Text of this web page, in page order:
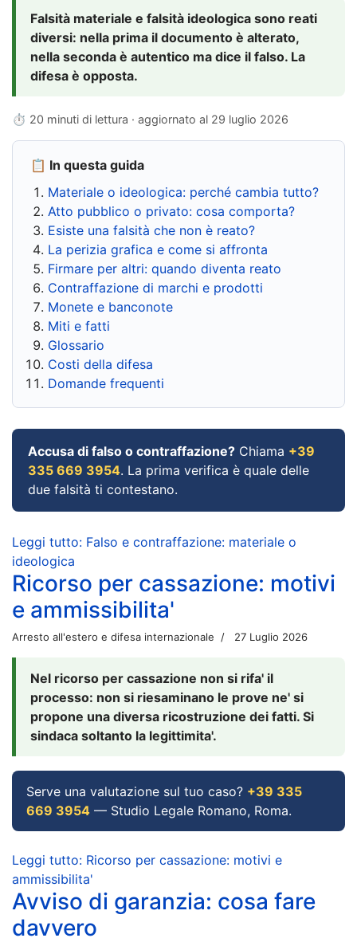
Falsità materiale e falsità ideologica sono reati
diversi: nella prima il documento è alterato,
nella seconda è autentico ma dice il falso. La
difesa è opposta.
⏱ 20 minuti di lettura · aggiornato al 29 luglio 2026
📋 In questa guida
Materiale o ideologica: perché cambia tutto?
Atto pubblico o privato: cosa comporta?
Esiste una falsità che non è reato?
La perizia grafica e come si affronta
Firmare per altri: quando diventa reato
Contraffazione di marchi e prodotti
Monete e banconote
Miti e fatti
Glossario
Costi della difesa
Domande frequenti
Accusa di falso o contraffazione? Chiama +39
335 669 3954. La prima verifica è quale delle
due falsità ti contestano.
Leggi tutto: Falso e contraffazione: materiale o
ideologica
Ricorso per cassazione: motivi
e ammissibilita'
Arresto all'estero e difesa internazionale 27 Luglio 2026
Nel ricorso per cassazione non si rifa' il
processo: non si riesaminano le prove ne' si
propone una diversa ricostruzione dei fatti. Si
sindaca soltanto la legittimita'.
Serve una valutazione sul tuo caso? +39 335
669 3954 — Studio Legale Romano, Roma.
Leggi tutto: Ricorso per cassazione: motivi e
ammissibilita'
Avviso di garanzia: cosa fare
davvero